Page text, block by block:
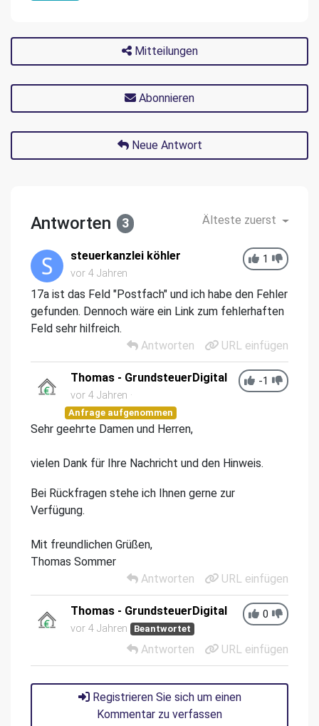
Mitteilungen
Abonnieren
Neue Antwort
Antworten 3 Älteste zuerst
1
steuerkanzlei köhler
vor 4 Jahren
17a ist das Feld "Postfach" und ich habe den Fehler
gefunden. Dennoch wäre ein Link zum fehlerhaften
Feld sehr hilfreich.
Antworten
URL einfügen
-1
Thomas - GrundsteuerDigital
vor 4 Jahren
Anfrage aufgenommen
Sehr geehrte Damen und Herren,
vielen Dank für Ihre Nachricht und den Hinweis.
Bei Rückfragen stehe ich Ihnen gerne zur
Verfügung.
Mit freundlichen Grüßen,
Thomas Sommer
Antworten
URL einfügen
0
Thomas - GrundsteuerDigital
vor 4 Jahren Beantwortet
Antworten URL einfügen
Registrieren Sie sich um einen
Kommentar zu verfassen